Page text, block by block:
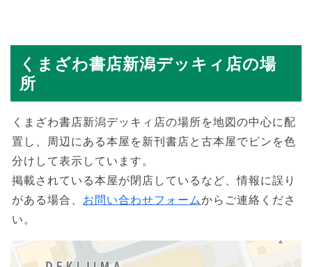
くまざわ書店新潟デッキィ店の場
所
くまざわ書店新潟デッキィ店の場所を地図の中心に配
置し、周辺にある本屋を新刊書店と古本屋でピンを色
分けして表示しています。
掲載されている本屋が閉店しているなど、情報に誤り
がある場合、 お問い合わせフォームからご連絡くださ
い。